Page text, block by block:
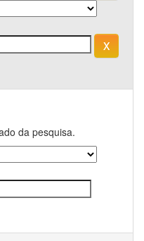
da pesquisa.